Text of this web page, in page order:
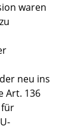
waren
neu ins
Art. 136
für